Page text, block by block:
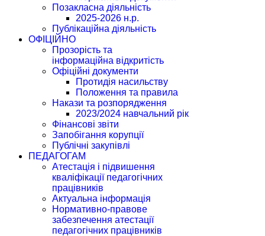
Позакласна діяльність
2025-2026 н.р.
Публікаційна діяльність
ОФІЦІЙНО
Прозорість та
інформаційна відкритість
Офіційні документи
Протидія насильству
Положення та правила
Накази та розпорядження
2023/2024 навчальний рік
Фінансові звіти
Запобігання корупції
Публічні закупівлі
ПЕДАГОГАМ
Атестація і підвишення
кваліфікації педагогічних
працівників
Актуальна інформація
Нормативно-правове
забезпечення атестації
педагогічних працівників